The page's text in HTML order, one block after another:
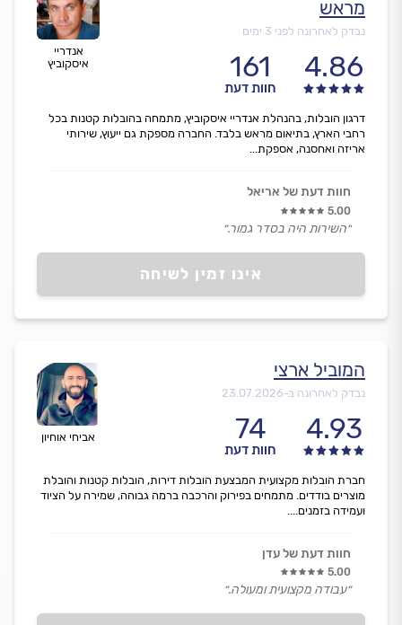
אנדריי
איסקוביץ
מראש
נבדק לאחרונה לפני 3 ימים
4.86
161
חוות דעת
אינו זמין לשיחה
דרגון הובלות, בהנהלת אנדריי איסקוביץ, מתמחה בהובלות קטנות בכל
רחבי הארץ, בתיאום מראש בלבד. החברה מספקת גם ייעוץ, שירותי
אריזה ואחסנה, אספקת...
חוות דעת של אריאל
5.00
״השירות היה בסדר גמור.״
אביחי אוחיון
המוביל ארצי
נבדק לאחרונה ב-23.07.2026
4.93
74
חוות דעת
חברת הובלות מקצועית המבצעת הובלות דירות, הובלות קטנות והובלת
מוצרים בודדים. מתמחים בפירוק והרכבה ברמה גבוהה, שמירה על הציוד
ועמידה בזמנים....
חוות דעת של עדן
5.00
״עבודה מקצועית ומעולה.״